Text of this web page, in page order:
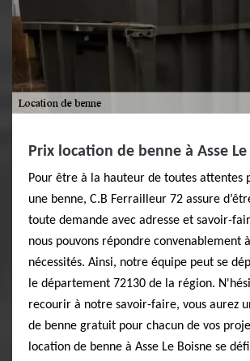
Prix location de benne à Asse
Pour être à la hauteur de toutes attentes
une benne, C.B Ferrailleur 72 assure
toute demande avec adresse et savoir-
nous pouvons répondre convenablement
nécessités. Ainsi, notre équipe peut se
le département 72130 de la région.
recourir à notre savoir-faire, vous aurez
de benne gratuit pour chacun de vos
location de benne à Asse Le Boisne se